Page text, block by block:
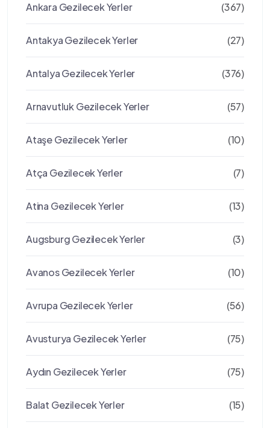
Ankara Gezilecek Yerler (367)
Antakya Gezilecek Yerler (27)
Antalya Gezilecek Yerler (376)
Arnavutluk Gezilecek Yerler (57)
Ataşe Gezilecek Yerler (10)
Atça Gezilecek Yerler (7)
Atina Gezilecek Yerler (13)
Augsburg Gezilecek Yerler (3)
Avanos Gezilecek Yerler (10)
Avrupa Gezilecek Yerler (56)
Avusturya Gezilecek Yerler (75)
Aydın Gezilecek Yerler (75)
Balat Gezilecek Yerler (15)